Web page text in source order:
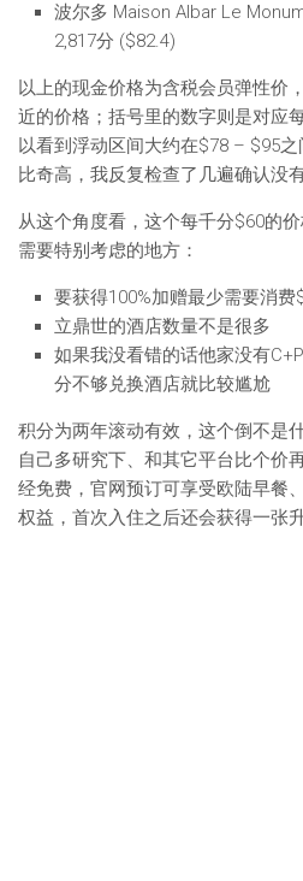
波尔多 Maison Albar Le
2,817分 ($82.4)
以上的现金价格为含税会员弹性价
近的价格；括号里的数字则是对应
以看到浮动区间大约在$78 – $95
比奇高，我反复检查了几遍确认没有
从这个角度看，这个每千分$60的
需要特别考虑的地方：
要获得100%加赠最少需要消
立鼎世的酒店数量不是很多
如果我没看错的话他家没有
分不够兑换酒店就比较尴尬
积分为两年滚动有效，这个倒不是
自己多研究下、和其它平台比个价
经免费，官网预订可享受欧陆早餐
权益，首次入住之后还会获得一张升